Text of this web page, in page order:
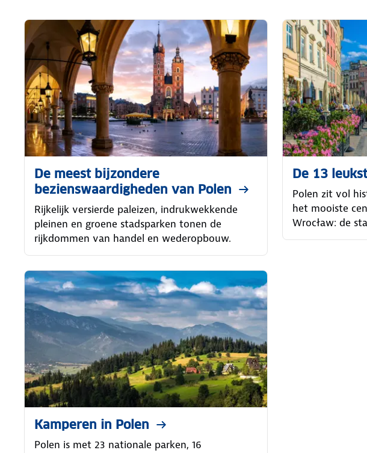
De meest bijzondere
bezienswaardigheden van Polen
Rijkelijk versierde paleizen, indrukwekkende
pleinen en groene stadsparken tonen de
rijkdommen van handel en wederopbouw.
De 13
Polen zit vol
het mooiste
Wrocław: de
Kamperen in Polen
Polen is met 23 nationale parken, 16